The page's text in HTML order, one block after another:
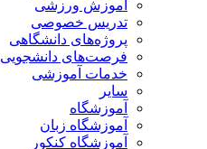
آموزش ورزشی
تدریس خصوصی
پروژه‌های دانشگاهی
فرصت‌های دانشجویی
خدمات آموزشی
سایر
آموزشگاه
آموزشگاه زبان
آموزشگاه کنکور